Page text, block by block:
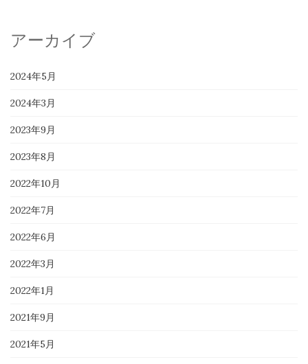
アーカイブ
2024年5月
2024年3月
2023年9月
2023年8月
2022年10月
2022年7月
2022年6月
2022年3月
2022年1月
2021年9月
2021年5月